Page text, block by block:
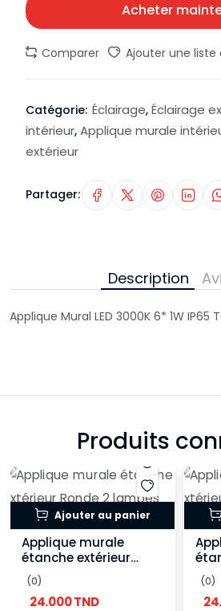
Acheter
Comparer Ajouter une liste
Catégorie: Éclairage, Éclairage
intérieur, Applique murale
extérieur
Partager:
Description
Applique Mural LED 3000K 6* 1W
Produits
Ajouter au panier
Applique murale
étanche extérieur
Ronde 2 lampes GU10
- Blanche
(0)
24.000 TND
- Noir
(0)